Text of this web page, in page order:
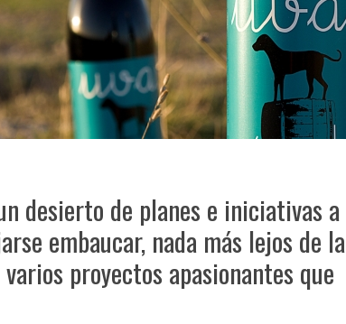
desierto de planes e iniciativas a
embaucar, nada más lejos de la
proyectos apasionantes que